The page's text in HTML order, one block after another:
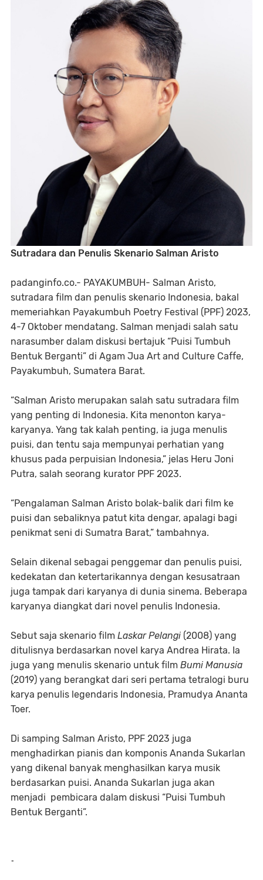
Sutradara dan Penulis Skenario Salman Aristo
padanginfo.co.- PAYAKUMBUH- Salman Aristo,
sutradara film dan penulis skenario Indonesia, bakal
memeriahkan Payakumbuh Poetry Festival (PPF) 2023,
4-7 Oktober mendatang. Salman menjadi salah satu
narasumber dalam diskusi bertajuk “Puisi Tumbuh
Bentuk Berganti” di Agam Jua Art and Culture Caffe,
Payakumbuh, Sumatera Barat.
“Salman Aristo merupakan salah satu sutradara film
yang penting di Indonesia. Kita menonton karya-
karyanya. Yang tak kalah penting, ia juga menulis
puisi, dan tentu saja mempunyai perhatian yang
khusus pada perpuisian Indonesia,” jelas Heru Joni
Putra, salah seorang kurator PPF 2023.
“Pengalaman Salman Aristo bolak-balik dari film ke
puisi dan sebaliknya patut kita dengar, apalagi bagi
penikmat seni di Sumatra Barat,” tambahnya.
Selain dikenal sebagai penggemar dan penulis puisi,
kedekatan dan ketertarikannya dengan kesusatraan
juga tampak dari karyanya di dunia sinema. Beberapa
karyanya diangkat dari novel penulis Indonesia.
Sebut saja skenario film Laskar Pelangi (2008) yang
ditulisnya berdasarkan novel karya Andrea Hirata. Ia
juga yang menulis skenario untuk film Bumi Manusia
(2019) yang berangkat dari seri pertama tetralogi buru
karya penulis legendaris Indonesia, Pramudya Ananta
Toer.
Di samping Salman Aristo, PPF 2023 juga
menghadirkan pianis dan komponis Ananda Sukarlan
yang dikenal banyak menghasilkan karya musik
berdasarkan puisi. Ananda Sukarlan juga akan
menjadi pembicara dalam diskusi “Puisi Tumbuh
Bentuk Berganti”.
-